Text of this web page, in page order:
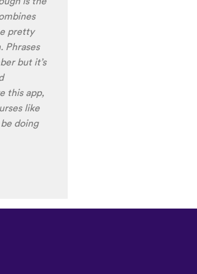
of your
helpful
app
holiday